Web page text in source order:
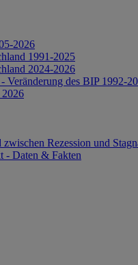
2026
1991-2025
2024-2026
Veränderung des BIP 1992-
2026
Rezession und
- Daten & Fakten